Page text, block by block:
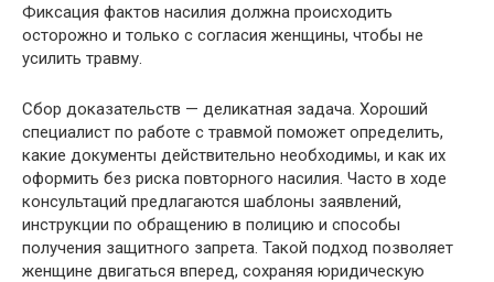
Фиксация фактов насилия должна происходить
осторожно и только с согласия женщины, чтобы не
усилить травму.
Сбор доказательств — деликатная задача. Хороший
специалист по работе с травмой поможет определить,
какие документы действительно необходимы, и как их
оформить без риска повторного насилия. Часто в ходе
консультаций предлагаются шаблоны заявлений,
инструкции по обращению в полицию и способы
получения защитного запрета. Такой подход позволяет
женщине двигаться вперед, сохраняя юридическую